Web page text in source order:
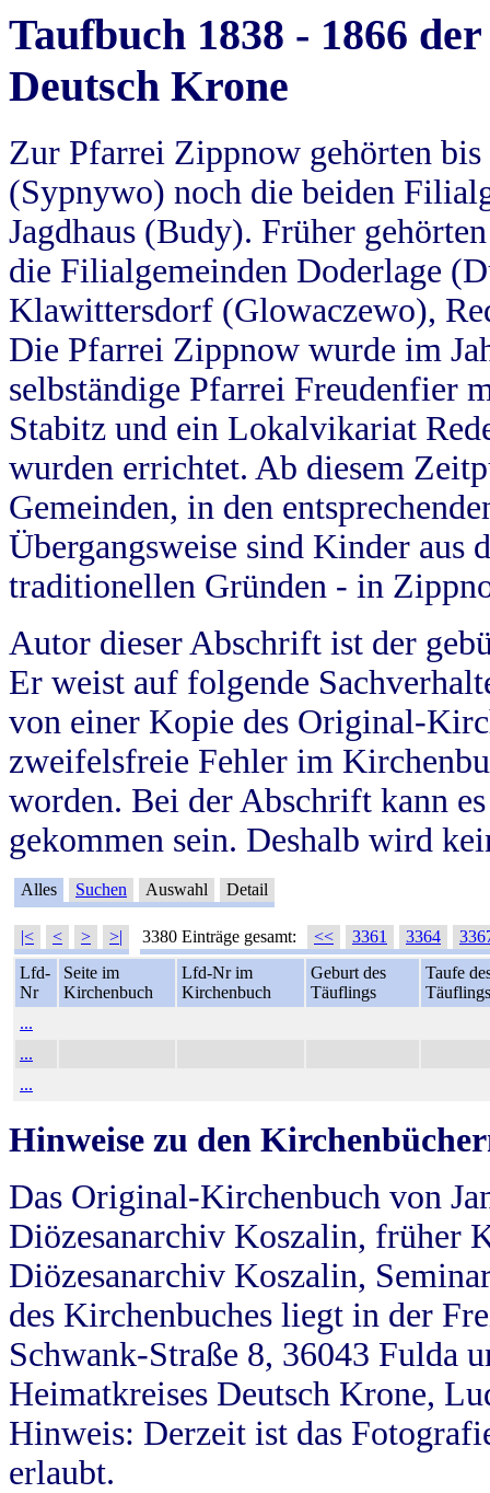
Taufbuch 1838 - 1866
Deutsch Krone
Zur Pfarrei Zippnow gehörten
(Sypnywo) noch die beiden
Jagdhaus (Budy). Früher
die Filialgemeinden Doderlage
Klawittersdorf (Glowaczewo),
Die Pfarrei Zippnow wurde im
selbständige Pfarrei Freudenfier
Stabitz und ein Lokalvikariat
wurden errichtet. Ab diesem
Gemeinden, in den
Übergangsweise sind Kinder aus
traditionellen Gründen - in
Autor dieser Abschrift ist der
Er weist auf folgende
von einer Kopie des Original-
zweifelsfreie Fehler im
worden. Bei der Abschrift kann
gekommen sein. Deshalb wird
Alles Suchen Auswahl Detail
|< < > >| 3380 Einträge gesamt: << 3361 3364
Lfd-
Nr
Seite im
Kirchenbuch
Lfd-Nr im
Kirchenbuch
Geburt des
Täuflings
Taufe
Täuflings
...
...
...
Hinweise zu den
Das Original-Kirchenbuch von
Diözesanarchiv Koszalin, früher
Diözesanarchiv Koszalin,
des Kirchenbuches liegt in der
Schwank-Straße 8, 36043 Fulda
Heimatkreises Deutsch Krone,
Hinweis: Derzeit ist das
erlaubt.